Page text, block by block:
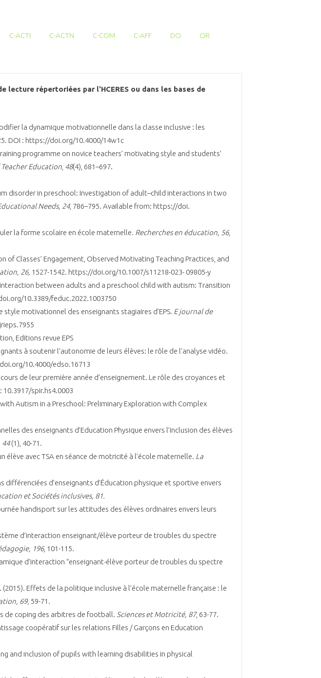
C-ACTI C-ACTN C-COM C-AFF DO OR
répertoriées par l'HCERES ou dans les bases de
la dynamique motivationnelle dans la classe inclusive : les
DOI : https://doi.org/10.4000/14w1c
programme on novice teachers’ motivating style and students’
Education 48(4), 681–697.
disorder in preschool: Investigation of adult–child interactions in two
Needs, 24, 786–795. Available from: https://doi.
la forme scolaire en école maternelle. Recherches en éducation, 56,
of Classes’ Engagement, Observed Motivating Teaching Practices, and
26, 1527-1542. https://doi.org/10.1007/s11218-023- 09805-y
interaction between adults and a preschool child with autism: Transition
10.3389/feduc.2022.1003750
style motivationnel des enseignants stagiaires d’EPS. E journal de
Editions revue EPS
à soutenir l’autonomie de leurs élèves: le rôle de l’analyse vidéo.
10.4000/edso.16713
de leur première année d’enseignement. Le rôle des croyances et
: 10.3917/spir.hs4.0003
with Autism in a Preschool: Preliminary Exploration with Complex
des enseignants d’Education Physique envers l’inclusion des élèves
44(1), 40-71.
élève avec TSA en séance de motricité à l’école maternelle. La
d’enseignants d’Éducation physique et sportive envers
et Sociétés inclusives, 81.
handisport sur les attitudes des élèves ordinaires envers leurs
d’interaction enseignant/élève porteur de troubles du spectre
196, 101-115.
d’interaction “enseignant-élève porteur de troubles du spectre
(2015). Effets de la politique inclusive à l’école maternelle française : le
69, 59-71.
de coping des arbitres de football. Sciences et Motricité, 87, 63-77.
coopératif sur les relations Filles / Garçons en Education
and inclusion of pupils with learning disabilities in physical